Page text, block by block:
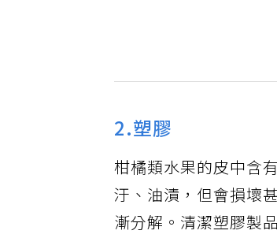
2.塑膠
柑橘類水果的皮中含
汙、油漬，但會損壞
漸分解。清潔塑膠製